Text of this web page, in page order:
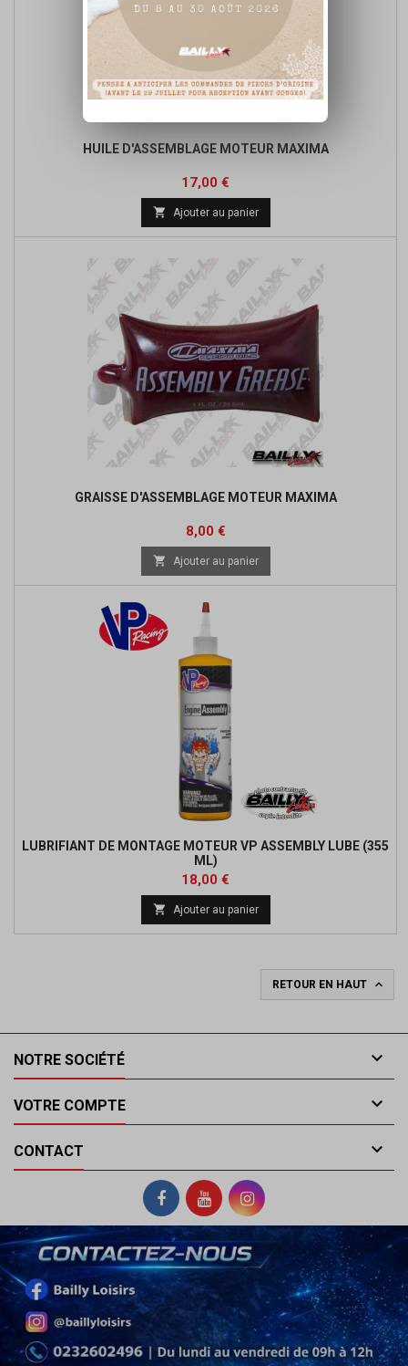
HUILE D'ASSEMBLAGE MOTEUR MAXIMA
Prix
17,00 €
 Ajouter au panier
GRAISSE D'ASSEMBLAGE MOTEUR MAXIMA
Prix
8,00 €
 Ajouter au panier
LUBRIFIANT DE MONTAGE MOTEUR VP ASSEMBLY LUBE (355
ML)
Prix
18,00 €
 Ajouter au panier
RETOUR EN HAUT 
NOTRE SOCIÉTÉ 
VOTRE COMPTE 
CONTACT 